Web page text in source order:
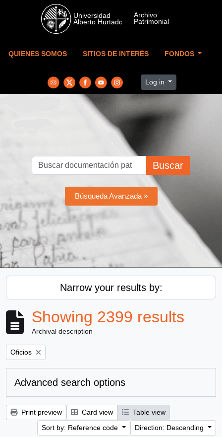
Skip to main content
QUIENES SOMOS SITIOS DE INTERÉS FONDOS
Log in
Buscar
Búsqueda Avanzada »
Narrow your results by:
Showing 2399 results
Archival description
Remove filter:
Oficios
Advanced search options
Print preview Card view
Table view
Sort by: Reference code
Direction: Descending